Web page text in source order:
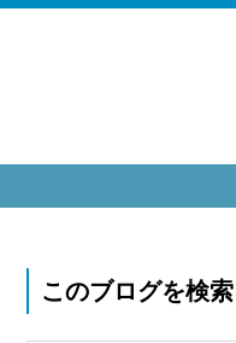
このブログを検索